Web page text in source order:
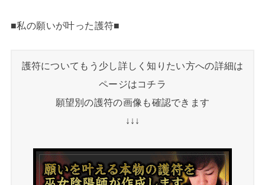
■私の願いが叶った護符■
護符についてもう少し詳しく知りたい方への詳細は
ページはコチラ
願望別の護符の画像も確認できます
↓↓↓